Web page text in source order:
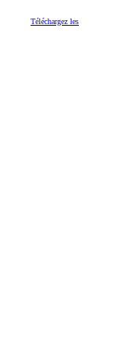
Téléchargez les